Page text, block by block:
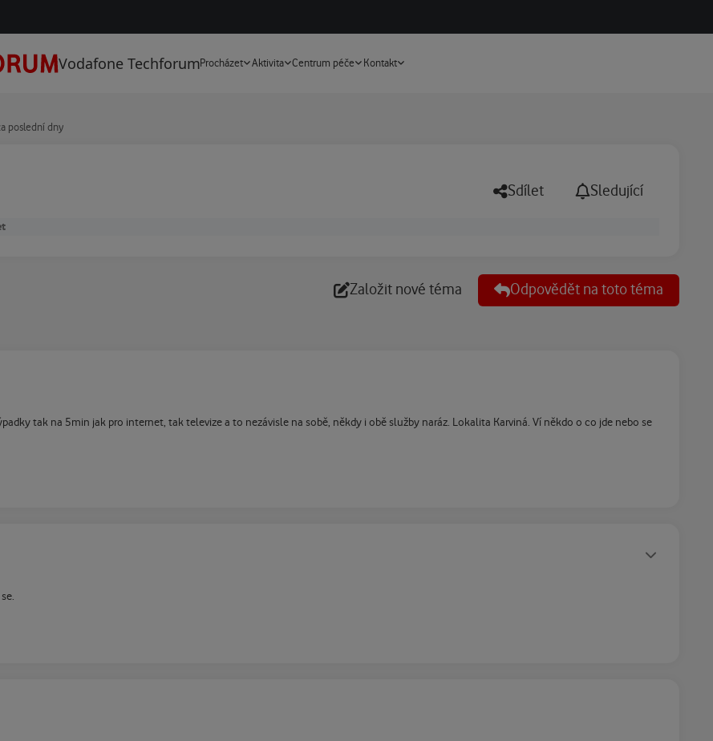
Vodafone TechforumProcházet Aktivita Centrum péče Kontakt
poslední dny
Sdílet Sledující
Založit nové téma Odpovědět na toto téma
tak na 5min jak pro internet, tak televize a to nezávisle na sobě, někdy i obě služby naráz. Lokalita Karviná. Ví někdo o co jde nebo se